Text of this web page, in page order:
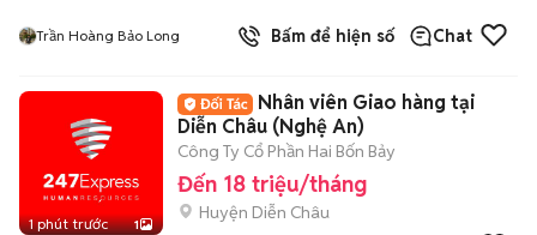
Trần Hoàng Bảo Long Bấm để hiện số Chat
1 phút trước 1
Nhân viên Giao hàng tại
Diễn Châu (Nghệ An)
Công Ty Cổ Phần Hai Bốn Bảy
Đến 18 triệu/tháng
Huyện Diễn Châu